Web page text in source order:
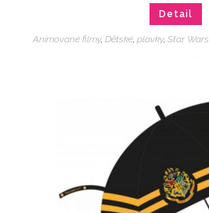
Detail
Animované filmy, Dětské plavky, Star Wars